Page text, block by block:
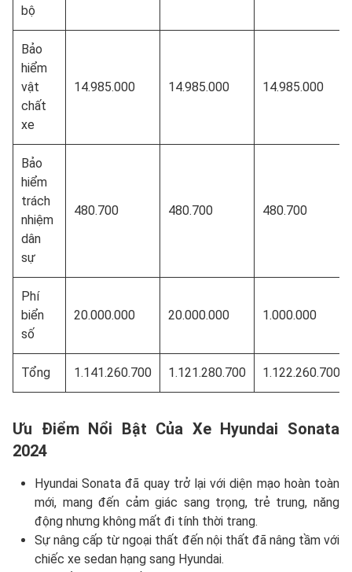
bộ
Bảo
hiểm
vật
chất
xe
14.985.000 14.985.000 14.985.000
Bảo
hiểm
trách
nhiệm
dân
sự
480.700 480.700 480.700
Phí
biển
số
20.000.000 20.000.000 1.000.000
Tổng 1.141.260.700 1.121.280.700 1.122.260.700
Ưu Điểm Nổi Bật Của Xe Hyundai Sonata
2024
Hyundai Sonata đã quay trở lại với diện mạo hoàn toàn
mới, mang đến cảm giác sang trọng, trẻ trung, năng
động nhưng không mất đi tính thời trang.
Sự nâng cấp từ ngoại thất đến nội thất đã nâng tầm với
chiếc xe sedan hạng sang Hyundai.